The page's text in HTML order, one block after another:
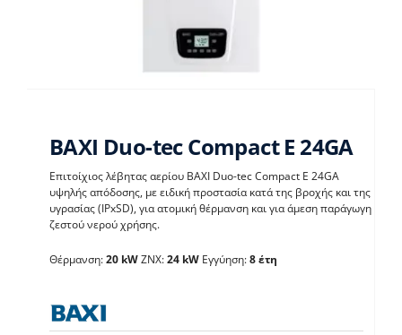
BAXI Duo-tec Compact
E 24GA
BAXI Duo-tec Compact E 24GA
Επιτοίχιος λέβητας αερίου BAXI Duo-tec Compact E 24GA
υψηλής απόδοσης, με ειδική προστασία κατά της βροχής και της
υγρασίας (IPxSD), για ατομική θέρμανση και για άμεση παράγωγη
ζεστού νερού χρήσης.
Θέρμανση:20 kWΖΝΧ:24 kWΕγγύηση:8 έτη